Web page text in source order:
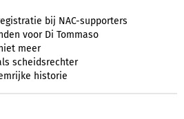
bij NAC-supporters
voor Di Tommaso
meer
scheidsrechter
historie